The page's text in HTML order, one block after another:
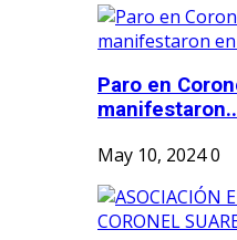
Paro en
May 10, 20240